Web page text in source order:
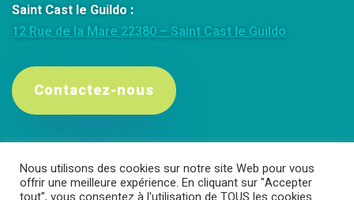
Saint Cast le Guildo :
12 Rue de la Mare 22380 – Saint Cast le Guildo
Contactez-nous
©Emeraude Aventure – Webdesign : Lilian
Gourlay
Nous utilisons des cookies sur notre site Web pour vous
offrir une meilleure expérience. En cliquant sur "Accepter